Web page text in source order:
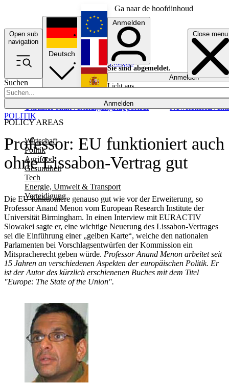
Ga naar de hoofdinhoud
Open sub
navigation
Close menu
Suchen
Anmelden
POLICY AREAS
Wirtschaft
Politik
Agrifood
Gesundheit
Tech
Energie, Umwelt & Transport
Verteidigung
UkrainePolitikVerteidigungRapporteur NewslettersEvents
Deutsch
English
Français
Anmelden
Sie sind abgemeldet.
Anmelden
Licht aus
Professor: EU funktioniert auch
ohne Lissabon-Vertrag gut
Die EU funktioniere genauso gut wie vor der Erweiterung, so
Professor Anand Menon vom European Research Institute der
Universität Birmingham. In einen Interview mit EURACTIV
Slowakei sagte er, eine wichtige Neuerung des Lissabon-Vertrages
sei die Einführung einer „gelben Karte“, welche den nationalen
Parlamenten bei Vorschlagsentwürfen der Kommission ein
Mitspracherecht geben würde. Professor Anand Menon arbeitet seit
15 Jahren an verschiedenen Aspekten der europäischen Politik. Er
ist der Autor des kürzlich erschienenen Buches mit dem Titel
"Europe: The State of the Union".
POLITIK